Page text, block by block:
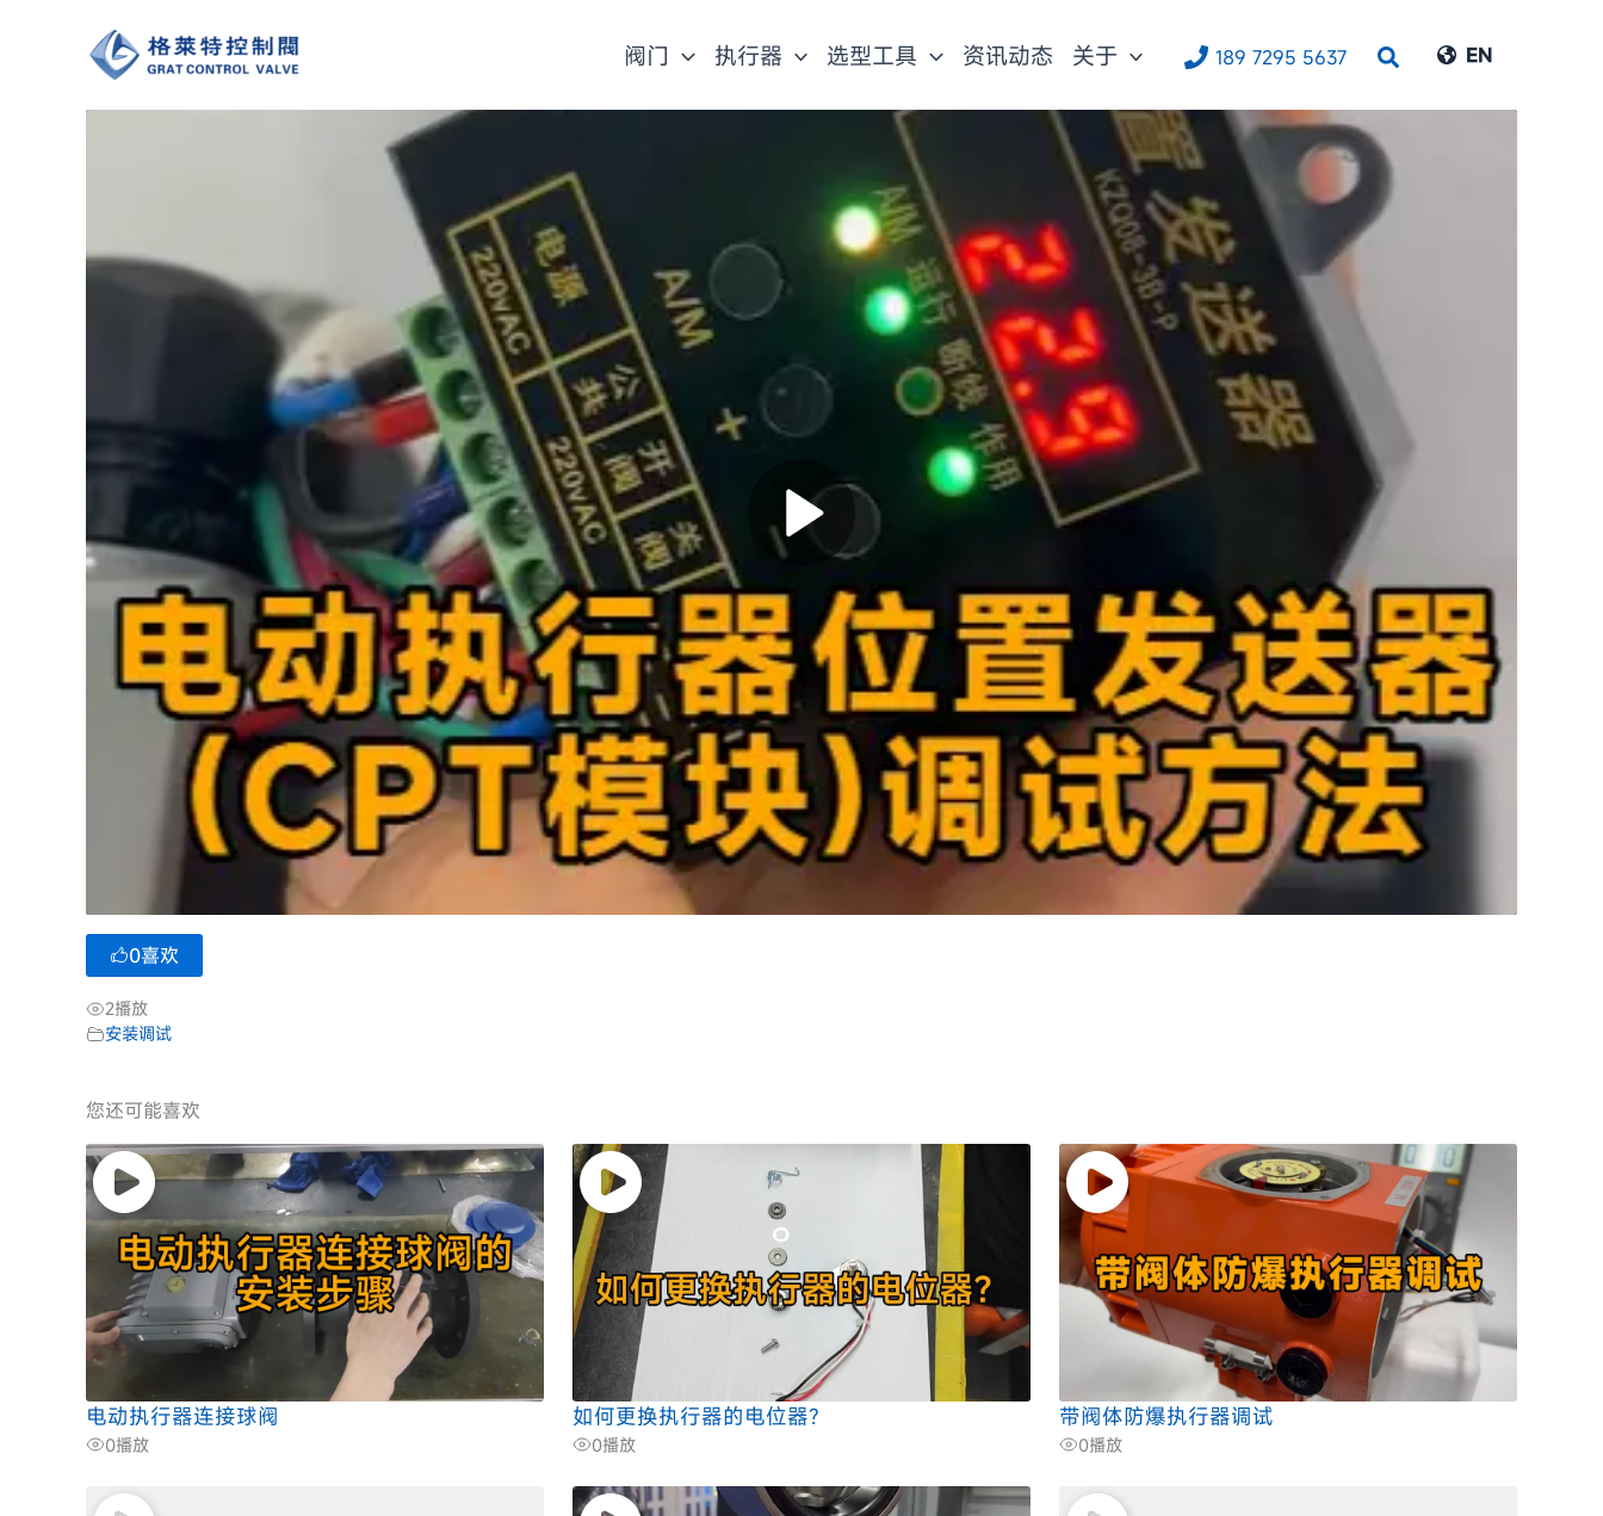
阀门 执行器 选型工具 资讯动态 关于 189 7295 5637
搜
EN
0喜欢
2播放
安装调试
您还可能喜欢
电动执行器连接球阀
0播放
如何更换执行器的电位器?
0播放
带阀体防爆执行器调试
0播放